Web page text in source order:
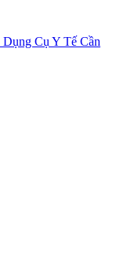
Dụng Cụ Y Tế Cần